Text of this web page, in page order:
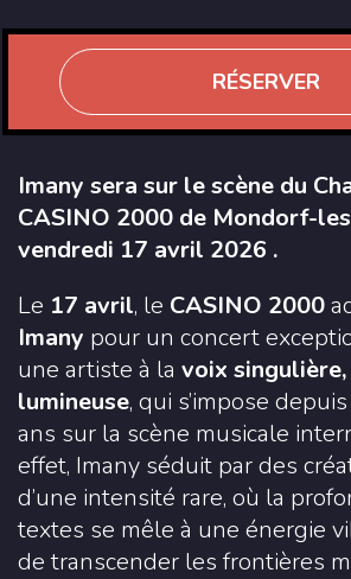
RÉSERVER
Imany sera sur le scène du
CASINO 2000 de Mondorf-
vendredi 17 avril 2026 .
Le 17 avril, le CASINO 2000
Imany pour un concert
une artiste à la voix
lumineuse, qui s’impose
ans sur la scène musicale
effet, Imany séduit par des
d’une intensité rare, où la
textes se mêle à une énergie
de transcender les frontières